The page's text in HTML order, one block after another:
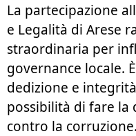
La partecipazione
e Legalità di Arese
straordinaria per
governance locale.
dedizione e
possibilità di fare la
contro la corruzione.